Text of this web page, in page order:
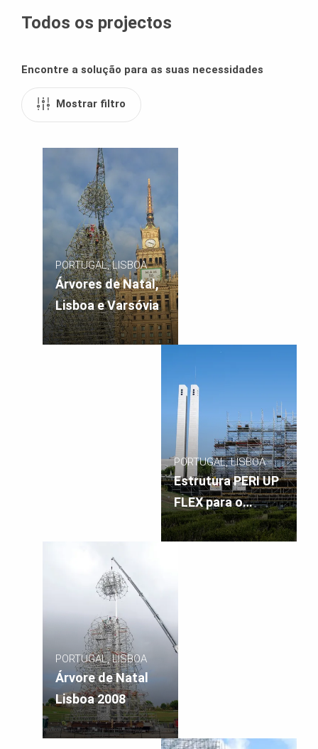
Todos os projectos
Encontre a solução para as suas necessidades
Mostrar filtro
PORTUGAL, LISBOA
Árvores de Natal,
Lisboa e Varsóvia
PORTUGAL, LISBOA
Estrutura PERI UP
FLEX para o
evento da
Jornada Mundial
PORTUGAL, LISBOA
Árvore de Natal
Lisboa 2008